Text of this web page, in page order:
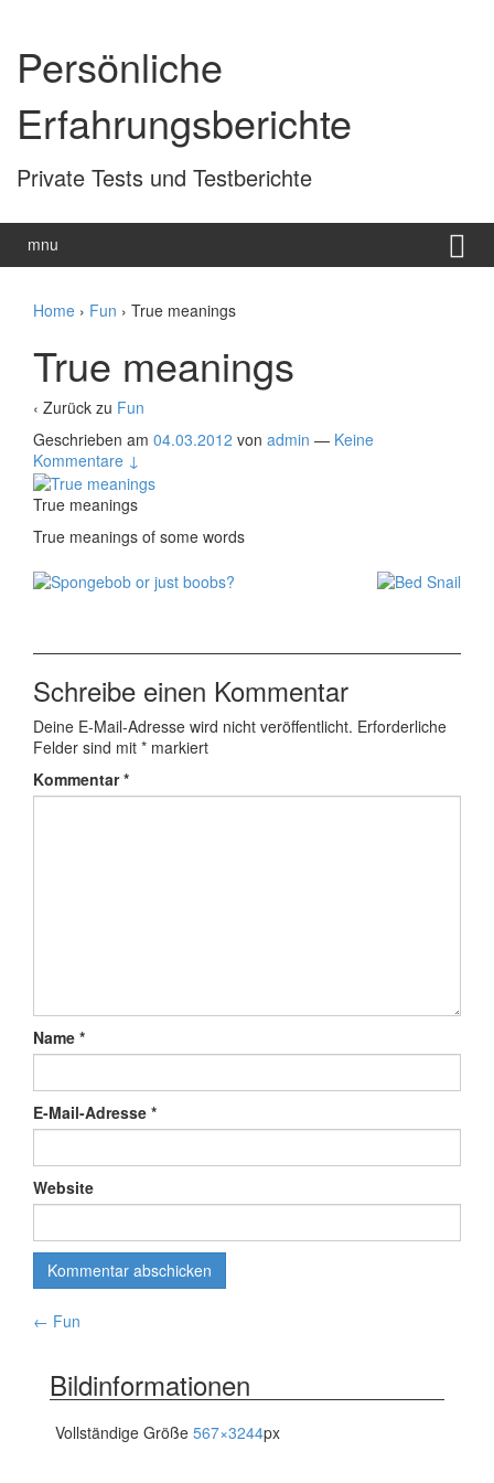
wechseln
springen
Persönliche
Erfahrungsberichte
Private Tests und Testberichte
mnu
Home › Fun › True meanings
True meanings
‹ Zurück zu Fun
Geschrieben am 04.03.2012 von admin — Keine
Kommentare ↓
True meanings
True meanings of some words
Schreibe einen Kommentar
Deine E-Mail-Adresse wird nicht veröffentlicht. Erforderliche
Felder sind mit * markiert
Kommentar*
Name *
E-Mail-Adresse *
Website
Artikelnavigation
← Fun
Bildinformationen
Vollständige Größe 567×3244px